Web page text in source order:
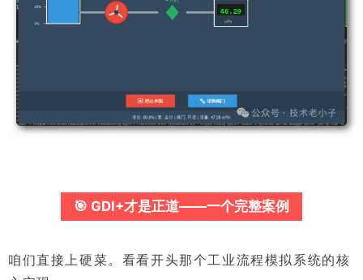
🎯 GDI+才是正道——一个完整案例
咱们直接上硬菜。看看开头那个工业流程模拟系统的核